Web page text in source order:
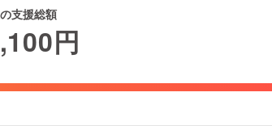
支援総額
円